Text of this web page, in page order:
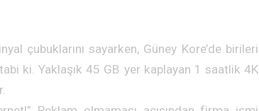
çubuklarını sayarken, Güney Kore’de birileri
ki. Yaklaşık 45 GB yer kaplayan 1 saatlik 4K